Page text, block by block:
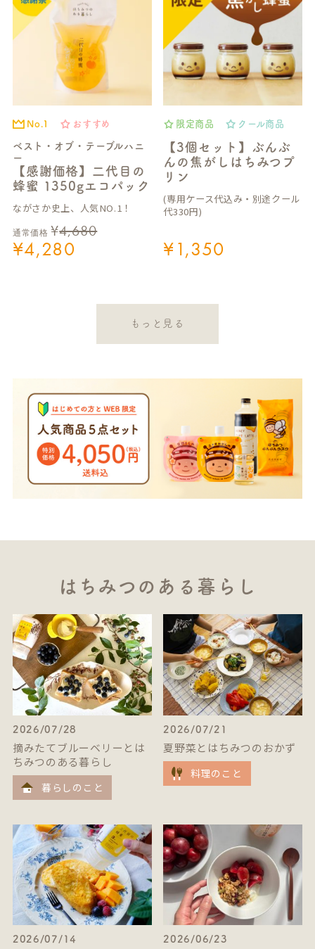
No.1 おすすめ
ベスト・オブ・テーブルハニ
ー
【感謝価格】二代目の
蜂蜜 1350gエコパック
ながさか史上、人気NO.1！
通常価格 ¥4,680
¥4,280
限定商品 クール商品
【3個セット】ぶんぶ
んの焦がしはちみつプ
リン
(専用ケース代込み・別途クール
代330円)
¥1,350
もっと見る
はちみつのある暮らし
2026/07/28
摘みたてブルーベリーとは
ちみつのある暮らし
暮らしのこと
2026/07/21
夏野菜とはちみつのおかず
料理のこと
2026/07/14 2026/06/23